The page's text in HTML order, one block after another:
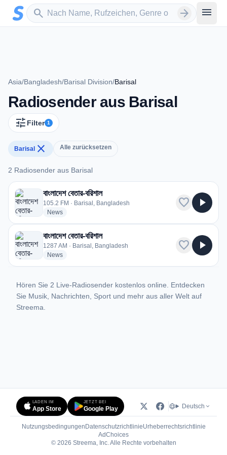
Zum Hauptinhalt springen
search
Sender suchen arrow_forward menu
Asia/Bangladesh/Barisal Division/Barisal
Radiosender aus Barisal
tune Filter 1
Barisal close Alle zurücksetzen
2 Radiosender aus Barisal
2 Radiosender aus Barisal
বাংলাদেশ বেতার-বরিশাল
105.2 FM · Barisal, Bangladesh
Newsradio stations
favorite play_arrow
বাংলাদেশ বেতার-বরিশাল
1287 AM · Barisal, Bangladesh
Newsradio stations
favorite play_arrow
Hören Sie 2 Live-Radiosender kostenlos online. Entdecken
Sie Musik, Nachrichten, Sport und mehr aus aller Welt auf
Streema.
LADEN IM
App Store
JETZT BEI
Google Play Deutsch
Nutzungsbedingungen DatenschutzrichtlinieUrheberrechtsrichtlinie
AdChoices(öffnet in neuem Tab)
© 2026 Streema, Inc. Alle Rechte vorbehalten